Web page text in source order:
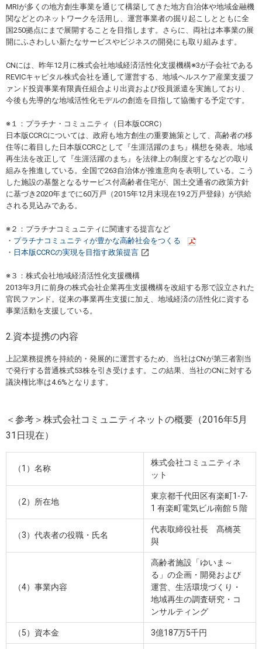
MRIが多くの地方創生事業を通じて構築してきた地方自治体や地域金融機
関などとのネットワークを活用し、運営事業者の掘り起こしとともに全
国250拠点にまで展開することを目指します。さらに、両社は本事業の展
開にふさわしい新たなサービスやビジネスの開発にも取り組みます。
CNには、昨年12月に株式会社地域経済活性化支援機構※3が子会社である
REVICキャピタル株式会社を通して運営する、地域ヘルスケア産業支援フ
ァンド投資事業有限責任組合より出資および役員派遣を実施しており、
今後も先導的な地域活性化モデルの創造を目指して協働する予定です。
※１：プラチナ・コミュニティ（日本版CCRC）
日本版CCRCについては、政府も地方創生の重要施策として、高齢者の移
住等に着目した日本版CCRCとして『生涯活躍のまち』構想を発表。地域
再生法を改正して『生涯活躍のまち』を法律上の制度とするなどの取り
組みを推進している。全国で263自治体が推進意向を表明している。こう
した施設の基盤となるサービス付高齢者住宅が、国土交通省の政策方針
に基づき2020年までに60万戸（2015年12月末現在19.2万戸登録）が供給
される見込みである。
※２：プラチナコミュニティに関連する提言など
・ プラチナコミュニティが豊かな高齢社会をつくる
・ 日本版CCRCの実現を目指す政策提言
※３：株式会社地域経済活性化支援機構
2013年3月に前身の株式会社企業再生支援機構を改組する形で設立された
官民ファンド。従来の事業再生支援に加え、地域経済の活性化に資する
事業活動を支援している。
2.資本提携の内容
上記業務提携を持続的・発展的に運営するため、当社はCNが第三者割当
で発行する普通株式53株を引き受けます。この結果、当社のCNに対する
議決権比率は4.6%となります。
＜参考＞株式会社コミュニティネットの概要（2016年5月
31日現在）
（1）名称
株式会社コミュニティネ
ット
（2）所在地
東京都千代田区有楽町1-7-
1 有楽町電気ビル南館５階
（3）代表者の役職・氏名
代表取締役社長 髙橋英
與
（4）事業内容
高齢者施設「ゆいま～
る」の企画・開発および
運営、生活環境づくり・
地域再生の調査研究・コ
ンサルティング
（5）資本金 3億187万5千円